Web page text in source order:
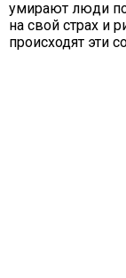
умирают люди
на свой страх и
происходят эти